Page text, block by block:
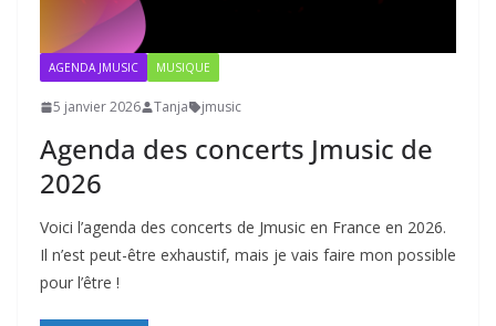
AGENDA JMUSIC MUSIQUE
5 janvier 2026 Tanja jmusic
Agenda des concerts Jmusic de
2026
Voici l’agenda des concerts de Jmusic en France en 2026.
Il n’est peut-être exhaustif, mais je vais faire mon possible
pour l’être !